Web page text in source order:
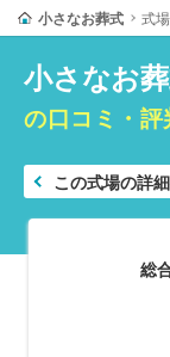
小さなお葬式 式
小さなお
の口コミ・
この式場の詳
総